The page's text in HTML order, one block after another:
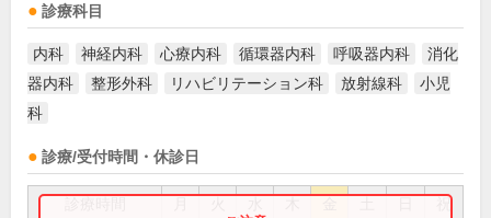
診療科目
内科 神経内科 心療内科 循環器内科 呼吸器内科
消化
器内科
整形外科 リハビリテーション科 放射線科
小児
科
診療/受付時間・休診日
祝